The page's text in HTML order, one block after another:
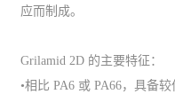
应而制成。
Grilamid 2D 的主要特征：
•相比 PA6 或 PA66，具备